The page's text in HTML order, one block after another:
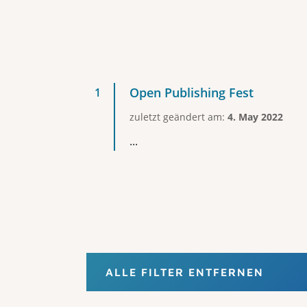
Open Publishing Fest
zuletzt geändert am: 4. May 2022
...
ALLE FILTER ENTFERNEN